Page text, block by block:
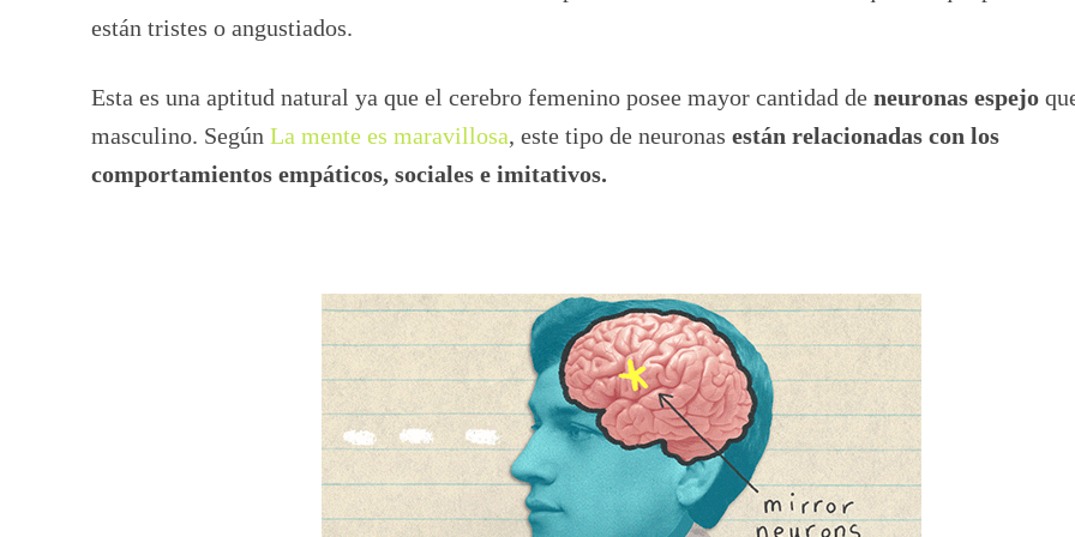
están tristes o angustiados.
Esta es una aptitud natural ya que el cerebro femenino posee mayor cantidad de neuronas espejo
masculino. Según La mente es maravillosa, este tipo de neuronas están relacionadas con los
comportamientos empáticos, sociales e imitativos.